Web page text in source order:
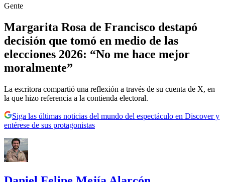
Gente
Margarita Rosa de Francisco destapó
decisión que tomó en medio de las
elecciones 2026: “No me hace mejor
moralmente”
La escritora compartió una reflexión a través de su cuenta de X, en
la que hizo referencia a la contienda electoral.
Siga las últimas noticias del mundo del espectáculo en Discover y
entérese de sus protagonistas